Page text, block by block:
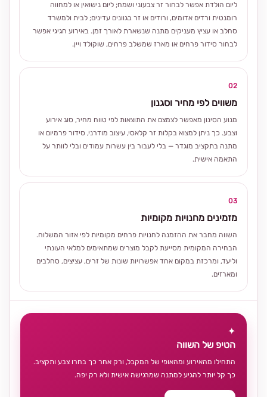
ליום הולדת אפשר לבחור זר צבעוני ושמח; ליום נישואין או למחווה
רומנטית ורדים אדומים, ורודים או זר בגוונים עדינים; לבית ולמשרד
סחלב או עציץ מעניקים מתנה שנשארת לאורך זמן. באירוע חגיגי אפשר
לבחור סידור פרחים או מארז שמשלב פרחים, שוקולד ויין.
02
משווים לפי מחיר וסגנון
מנוע הסינון מאפשר לצמצם את התוצאות לפי טווח מחיר, סוג אירוע
וצבע. כך ניתן למצוא בקלות זר קלאסי, עיצוב מודרני, סידור פרמיום או
מתנה בתקציב מוגדר — בלי לעבור בין עשרות עמודים ובלי לוותר על
התאמה אישית.
03
מזמינים מחנויות מקומיות
השווה מחבר את ההזמנה לחנויות פרחים מקומיות לפי אזור המשלוח.
הבחירה המקומית מסייעת לקבל מוצרים שמתאימים למלאי העונתי
וליעד, ומרכזת במקום אחד אפשרויות שונות של זרים, עציצים, סחלבים
ומארזים.
✦
הטיפ של השווה
התחילו מהאירוע ומהאופי של המקבל, ורק אחר כך בחרו צבע ותקציב.
כך קל יותר להגיע למתנה שמרגישה אישית ולא רק יפה.